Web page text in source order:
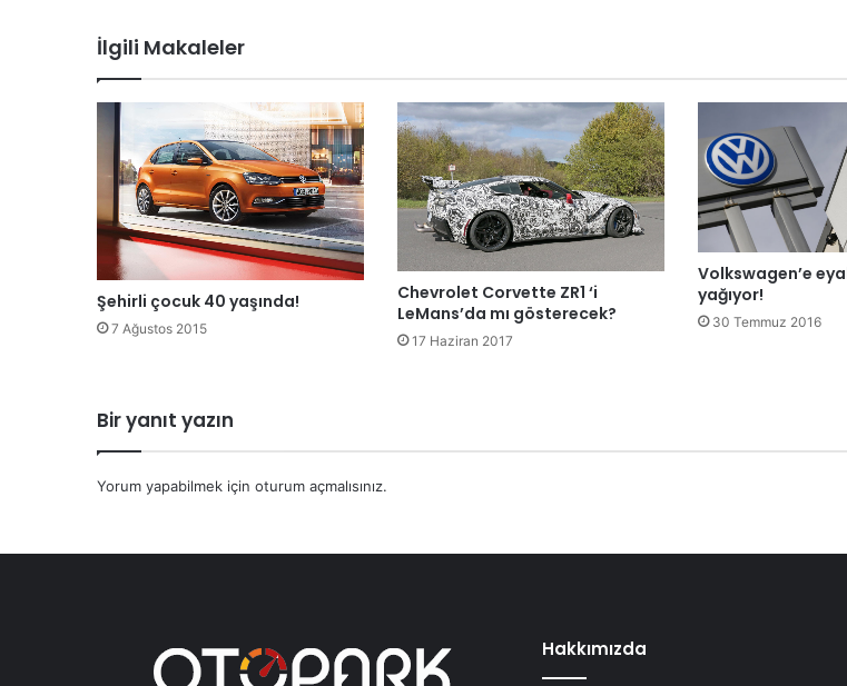
İlgili Makaleler
Şehirli çocuk 40 yaşında!
7 Ağustos 2015
Chevrolet Corvette ZR1 ‘i
LeMans’da mı gösterecek?
17 Haziran 2017
Volkswagen’e
yağıyor!
30 Temmuz 2016
Bir yanıt yazın
Yorum yapabilmek için oturum açmalısınız.
Hakkımızda